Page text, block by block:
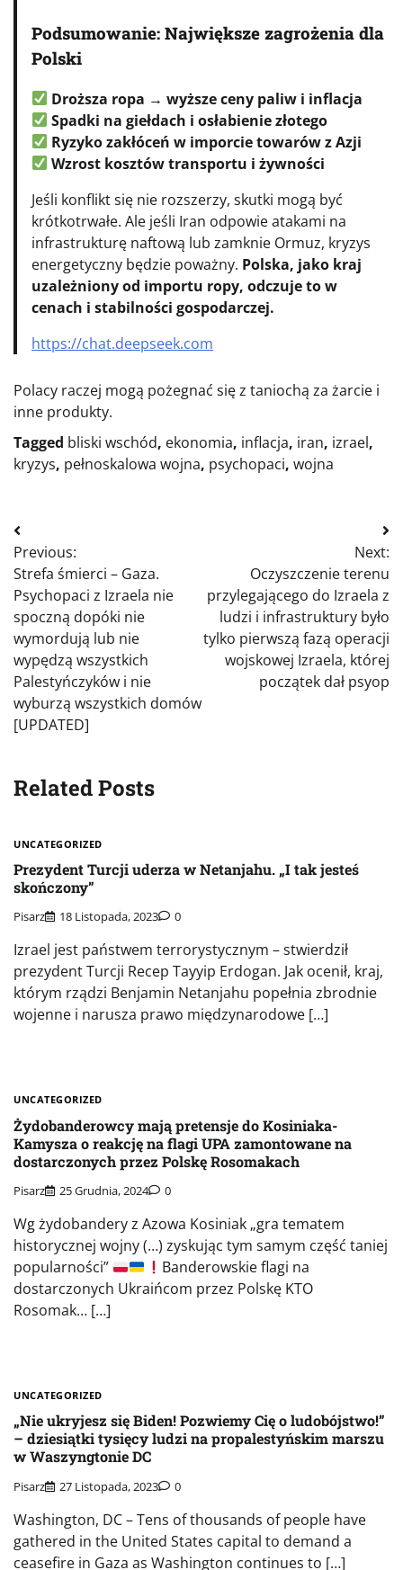
Podsumowanie: Największe zagrożenia dla
Polski
Droższa ropa → wyższe ceny paliw i inflacja
Spadki na giełdach i osłabienie złotego
Ryzyko zakłóceń w imporcie towarów z Azji
Wzrost kosztów transportu i żywności
Jeśli konflikt się nie rozszerzy, skutki mogą być
krótkotrwałe. Ale jeśli Iran odpowie atakami na
infrastrukturę naftową lub zamknie Ormuz, kryzys
energetyczny będzie poważny. Polska, jako kraj
uzależniony od importu ropy, odczuje to w
cenach i stabilności gospodarczej.
https://chat.deepseek.com
Polacy raczej mogą pożegnać się z taniochą za żarcie i
inne produkty.
Tagged bliski wschód, ekonomia, inflacja, iran, izrael,
kryzys, pełnoskalowa wojna, psychopaci, wojna
Nawigacja
wpisu
Previous:
Strefa śmierci – Gaza.
Psychopaci z Izraela nie
spoczną dopóki nie
wymordują lub nie
wypędzą wszystkich
Palestyńczyków i nie
wyburzą wszystkich domów
[UPDATED]
Next:
Oczyszczenie terenu
przylegającego do Izraela z
ludzi i infrastruktury było
tylko pierwszą fazą operacji
wojskowej Izraela, której
początek dał psyop
Related Posts
UNCATEGORIZED
Prezydent Turcji uderza w Netanjahu. „I tak jesteś
skończony”
Pisarz 18 Listopada, 2023 0
Izrael jest państwem terrorystycznym – stwierdził
prezydent Turcji Recep Tayyip Erdogan. Jak ocenił, kraj,
którym rządzi Benjamin Netanjahu popełnia zbrodnie
wojenne i narusza prawo międzynarodowe […]
UNCATEGORIZED
Żydobanderowcy mają pretensje do Kosiniaka-
Kamysza o reakcję na flagi UPA zamontowane na
dostarczonych przez Polskę Rosomakach
Pisarz 25 Grudnia, 2024 0
Wg żydobandery z Azowa Kosiniak „gra tematem
historycznej wojny (…) zyskując tym samym część taniej
popularności”
Banderowskie flagi na
dostarczonych Ukraińcom przez Polskę KTO
Rosomak… […]
UNCATEGORIZED
„Nie ukryjesz się Biden! Pozwiemy Cię o ludobójstwo!”
– dziesiątki tysięcy ludzi na propalestyńskim marszu
w Waszyngtonie DC
Pisarz 27 Listopada, 2023 0
Washington, DC – Tens of thousands of people have
gathered in the United States capital to demand a
ceasefire in Gaza as Washington continues to […]